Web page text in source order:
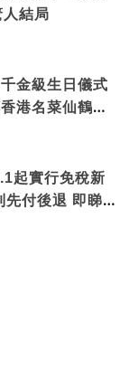
人結局
金級生日儀式
港名菜仙鶴神
起實行免稅新
付後退 即睇步